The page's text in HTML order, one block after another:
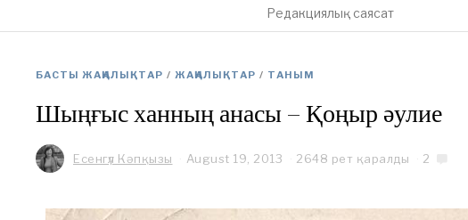
Редакциялық саясат
БАСТЫ ЖАҢАЛЫҚТАР / ЖАҢАЛЫҚТАР / ТАНЫМ
Шыңғыс ханның анасы – Қоңыр әулие
Есенгүл Кәпқызы August 19, 2013
o
2648 рет қаралды 2